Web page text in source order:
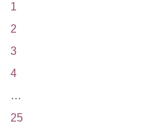
1
2
3
4
…
25